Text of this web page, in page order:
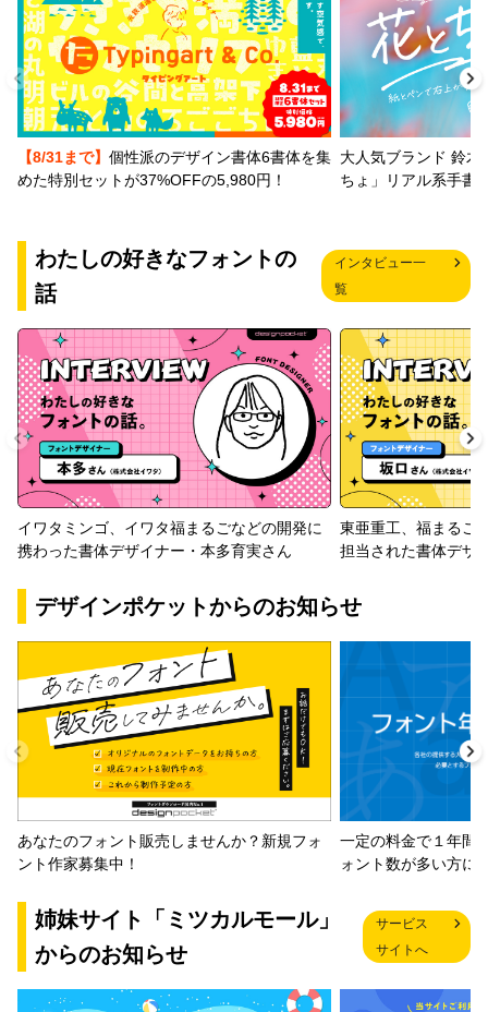
【8/31まで】 個性派のデザイン書体6書体を集
めた特別セットが37%OFFの5,980円！
大人気ブランド 鈴木
ちょ」リアル系手書
わたしの好きなフォントの
話
インタビュー一
覧
イワタミンゴ、イワタ福まるごなどの開発に
携わった書体デザイナー・本多育実さん
東亜重工、福まるご
担当された書体デザ
デザインポケットからのお知らせ
あなたのフォント販売しませんか？新規フォ
ント作家募集中！
一定の料金で１年間
ォント数が多い方に
姉妹サイト「ミツカルモール」
からのお知らせ
サービス
サイトへ